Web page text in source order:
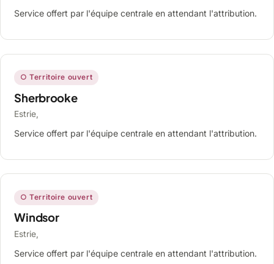
Service offert par l'équipe centrale en attendant l'attribution.
○ Territoire ouvert
Sherbrooke
Estrie,
Service offert par l'équipe centrale en attendant l'attribution.
○ Territoire ouvert
Windsor
Estrie,
Service offert par l'équipe centrale en attendant l'attribution.